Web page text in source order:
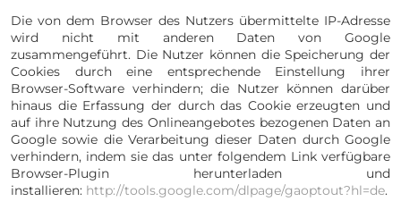
Die von dem Browser des Nutzers übermittelte IP-Adresse
wird nicht mit anderen Daten von Google
zusammengeführt. Die Nutzer können die Speicherung der
Cookies durch eine entsprechende Einstellung ihrer
Browser-Software verhindern; die Nutzer können darüber
hinaus die Erfassung der durch das Cookie erzeugten und
auf ihre Nutzung des Onlineangebotes bezogenen Daten an
Google sowie die Verarbeitung dieser Daten durch Google
verhindern, indem sie das unter folgendem Link verfügbare
Browser-Plugin herunterladen und
installieren: http://tools.google.com/dlpage/gaoptout?hl=de.